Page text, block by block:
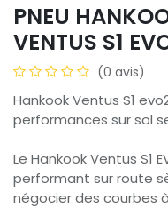
PNEU
VENTUS S1
(0 avis)
Hankook Ventus S1
performances sur sol
Le Hankook Ventus S1
performant sur route
négocier des courbes